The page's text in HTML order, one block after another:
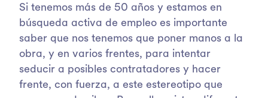
Si tenemos más de 50 años y estamos en
búsqueda activa de empleo es importante
saber que nos tenemos que poner manos a la
obra, y en varios frentes, para intentar
seducir a posibles contratadores y hacer
frente, con fuerza, a este estereotipo que